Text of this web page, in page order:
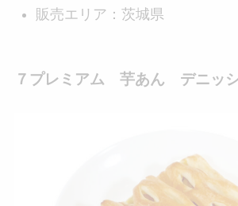
販売エリア：茨城県
７プレミアム 芋あん デニッ